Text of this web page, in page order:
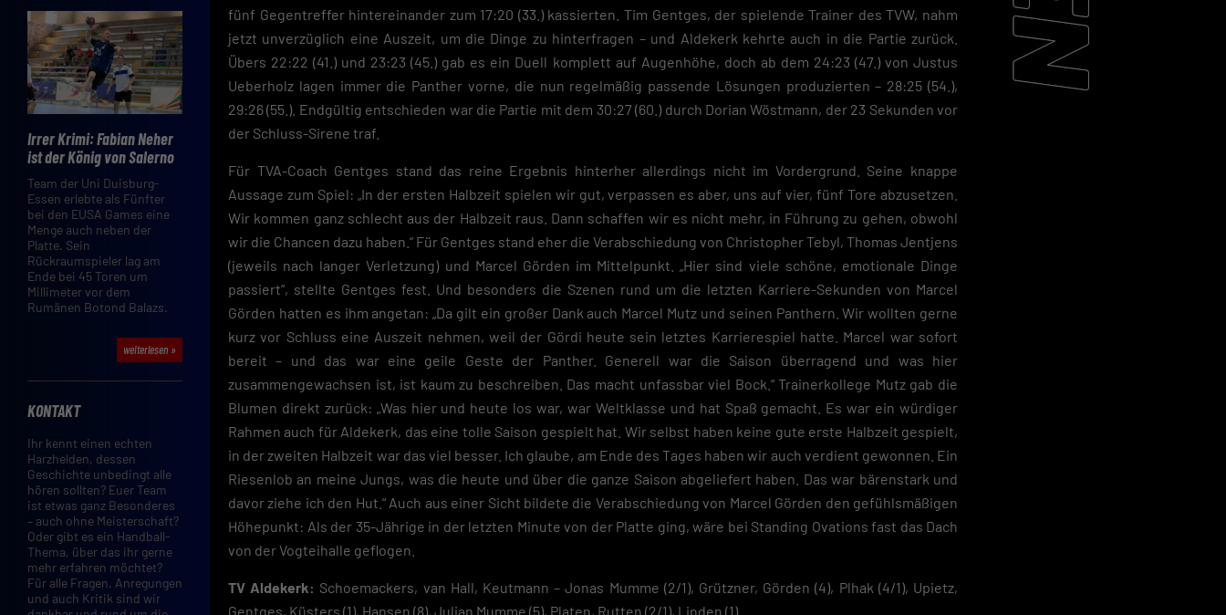
Irrer Krimi: Fabian Neher
ist der König von Salerno
Team der Uni Duisburg-
Essen erlebte als Fünfter
bei den EUSA Games eine
Menge auch neben der
Platte. Sein
Rückraumspieler lag am
Ende bei 45 Toren um
Millimeter vor dem
Rumänen Botond Balazs.
weiterlesen »
KONTAKT
Ihr kennt einen echten
Harzhelden, dessen
Geschichte unbedingt alle
hören sollten? Euer Team
ist etwas ganz Besonderes
– auch ohne Meisterschaft?
Oder gibt es ein Handball-
Thema, über das ihr gerne
mehr erfahren möchtet?
Für alle Fragen, Anregungen
und auch Kritik sind wir
fünf Gegentreffer hintereinander zum 17:20 (33.) kassierten. Tim Gentges, der spielende Trainer des TVW, nahm
jetzt unverzüglich eine Auszeit, um die Dinge zu hinterfragen – und Aldekerk kehrte auch in die Partie zurück.
Übers 22:22 (41.) und 23:23 (45.) gab es ein Duell komplett auf Augenhöhe, doch ab dem 24:23 (47.) von Justus
Ueberholz lagen immer die Panther vorne, die nun regelmäßig passende Lösungen produzierten – 28:25 (54.),
29:26 (55.). Endgültig entschieden war die Partie mit dem 30:27 (60.) durch Dorian Wöstmann, der 23 Sekunden vor
der Schluss-Sirene traf.
Für TVA-Coach Gentges stand das reine Ergebnis hinterher allerdings nicht im Vordergrund. Seine knappe
Aussage zum Spiel: „In der ersten Halbzeit spielen wir gut, verpassen es aber, uns auf vier, fünf Tore abzusetzen.
Wir kommen ganz schlecht aus der Halbzeit raus. Dann schaffen wir es nicht mehr, in Führung zu gehen, obwohl
wir die Chancen dazu haben.“ Für Gentges stand eher die Verabschiedung von Christopher Tebyl, Thomas Jentjens
(jeweils nach langer Verletzung) und Marcel Görden im Mittelpunkt. „Hier sind viele schöne, emotionale Dinge
passiert“, stellte Gentges fest. Und besonders die Szenen rund um die letzten Karriere-Sekunden von Marcel
Görden hatten es ihm angetan: „Da gilt ein großer Dank auch Marcel Mutz und seinen Panthern. Wir wollten gerne
kurz vor Schluss eine Auszeit nehmen, weil der Gördi heute sein letztes Karrierespiel hatte. Marcel war sofort
bereit – und das war eine geile Geste der Panther. Generell war die Saison überragend und was hier
zusammengewachsen ist, ist kaum zu beschreiben. Das macht unfassbar viel Bock.“ Trainerkollege Mutz gab die
Blumen direkt zurück: „Was hier und heute los war, war Weltklasse und hat Spaß gemacht. Es war ein würdiger
Rahmen auch für Aldekerk, das eine tolle Saison gespielt hat. Wir selbst haben keine gute erste Halbzeit gespielt,
in der zweiten Halbzeit war das viel besser. Ich glaube, am Ende des Tages haben wir auch verdient gewonnen. Ein
Riesenlob an meine Jungs, was die heute und über die ganze Saison abgeliefert haben. Das war bärenstark und
davor ziehe ich den Hut.“ Auch aus einer Sicht bildete die Verabschiedung von Marcel Görden den gefühlsmäßigen
Höhepunkt: Als der 35-Jährige in der letzten Minute von der Platte ging, wäre bei Standing Ovations fast das Dach
von der Vogteihalle geflogen.
TV Aldekerk: Schoemackers, van Hall, Keutmann – Jonas Mumme (2/1), Grützner, Görden (4), Plhak (4/1), Upietz,
Gentges, Küsters (1), Hansen (8), Julian Mumme (5), Platen, Rutten (2/1), Linden (1).